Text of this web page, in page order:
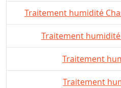
Traitement humidité
Traitement
Traitement
Traitement